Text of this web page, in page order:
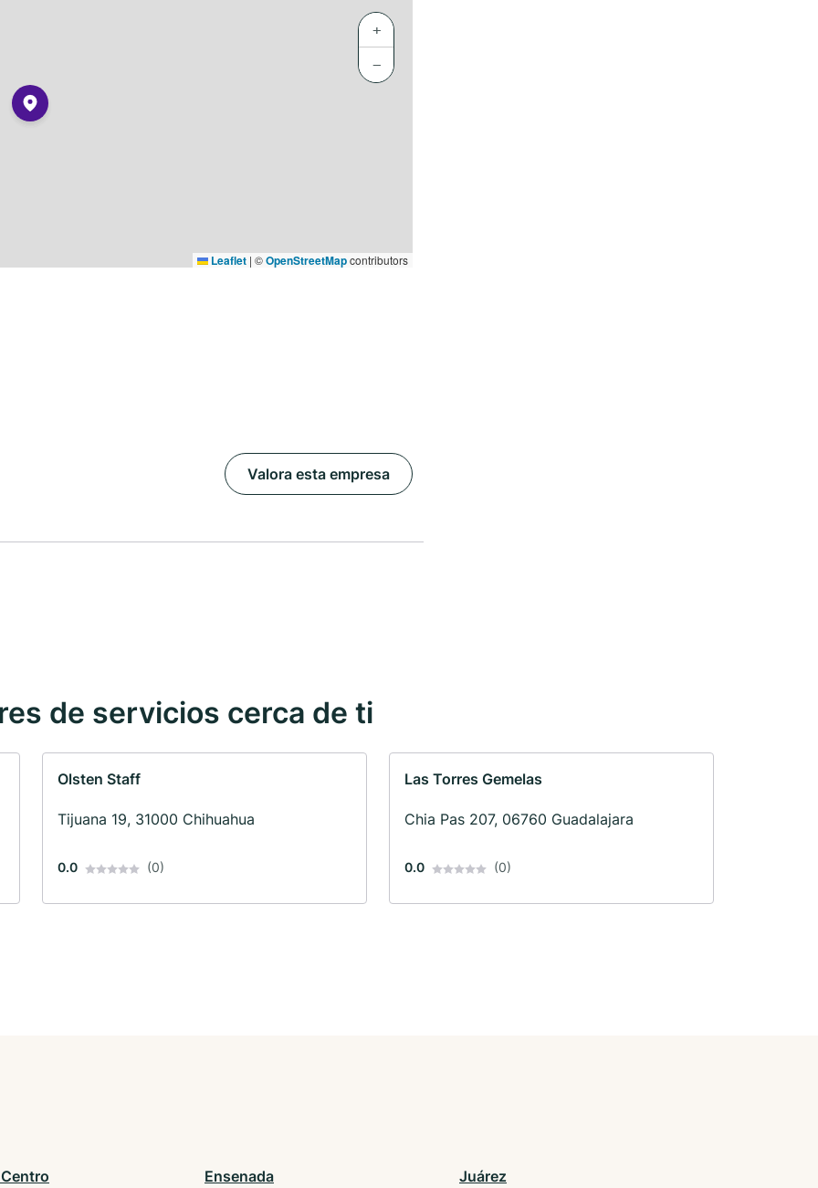
+
−
Leaflet | ©OpenStreetMapcontributors
Valora esta empresa
de servicios cerca de ti
Olsten Staff
Tijuana 19, 31000 Chihuahua
0.0 (0)
Las Torres Gemelas
Chia Pas 207, 06760 Guadalajara
0.0 (0)
Ensenada Juárez